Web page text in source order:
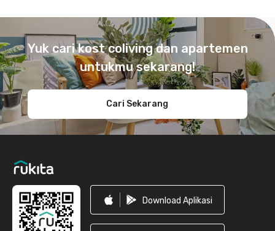
Yuk cari kost coliving dan apartemen
untukmu sekarang!
Cari Sekarang
Download Aplikasi